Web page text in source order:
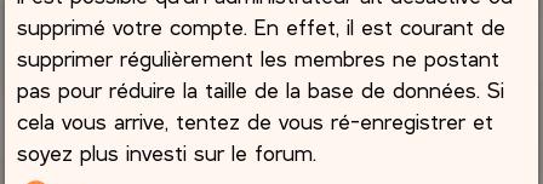
supprimé votre compte. En effet, il est courant de
supprimer régulièrement les membres ne postant
pas pour réduire la taille de la base de données. Si
cela vous arrive, tentez de vous ré-enregistrer et
soyez plus investi sur le forum.